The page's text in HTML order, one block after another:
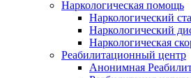
Наркологическая помощь
Наркологический
Наркологический
Наркологическая
Реабилитационный центр
Анонимная